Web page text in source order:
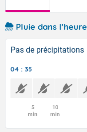
Pluie dans l'heure
Pas de précipitations
04 : 35
5
min
10
min